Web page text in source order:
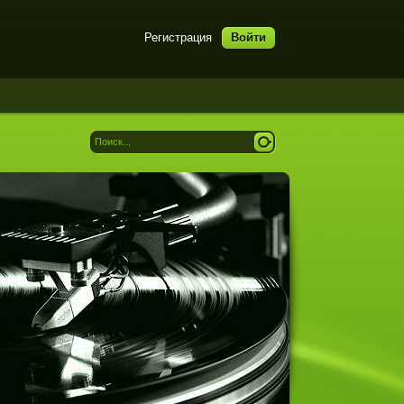
Регистрация Войти